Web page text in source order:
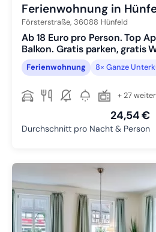
Ferienwohnung in
Försterstraße, 36088 Hünfeld
Ab 18 Euro pro Person. Top
Balkon. Gratis parken, gratis
Ferienwohnung 8× Ganze
+ 27
24,54 €
Durchschnitt pro Nacht & Person